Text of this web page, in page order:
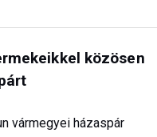
közösen
vármegyei házaspár